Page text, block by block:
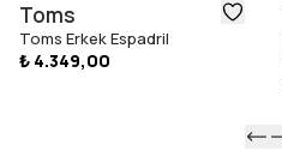
Toms
Toms Erkek Espadril
₺ 4.349,00